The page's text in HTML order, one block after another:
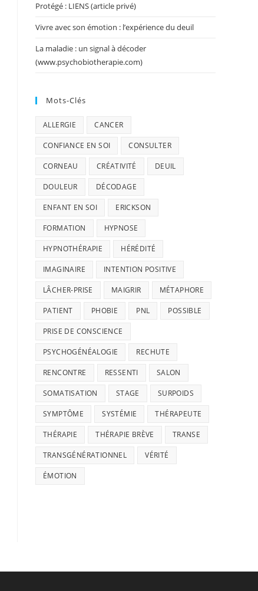
Protégé : LIENS (article privé)
Vivre avec son émotion : l’expérience du deuil
La maladie : un signal à décoder
(www.psychobiotherapie.com)
Mots-Clés
ALLERGIE CANCER
CONFIANCE EN SOI CONSULTER
CORNEAU CRÉATIVITÉ DEUIL
DOULEUR DÉCODAGE
ENFANT EN SOI ERICKSON
FORMATION HYPNOSE
HYPNOTHÉRAPIE HÉRÉDITÉ
IMAGINAIRE INTENTION POSITIVE
LÂCHER-PRISE MAIGRIR MÉTAPHORE
PATIENT PHOBIE PNL POSSIBLE
PRISE DE CONSCIENCE
PSYCHOGÉNÉALOGIE RECHUTE
RENCONTRE RESSENTI SALON
SOMATISATION STAGE SURPOIDS
SYMPTÔME SYSTÉMIE THÉRAPEUTE
THÉRAPIE THÉRAPIE BRÈVE TRANSE
TRANSGÉNÉRATIONNEL VÉRITÉ
ÉMOTION